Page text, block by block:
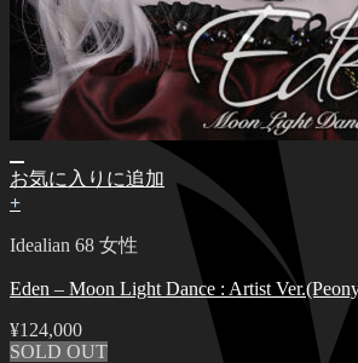
お気に入りに追加
+
Idealian 68 女性
Eden – Moon Light Dance : Artist
¥124,000
SOLD OUT